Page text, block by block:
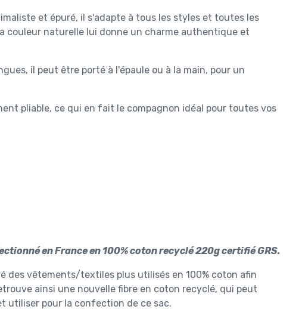
et épuré, il s'adapte à tous les styles et toutes les
couleur naturelle lui donne un charme authentique et
il peut être porté à l'épaule ou à la main, pour un
pliable, ce qui en fait le compagnon idéal pour toutes vos
en France en 100% coton recyclé 220g certifié GRS.
des vêtements/textiles plus utilisés en 100% coton afin
ainsi une nouvelle fibre en coton recyclé, qui peut
utiliser pour la confection de ce sac.